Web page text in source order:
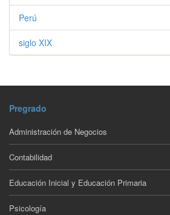
Perú
siglo XIX
Pregrado
Administración de Negocios
Contabilidad
Educación Inicial y Educación Primaria
Psicología